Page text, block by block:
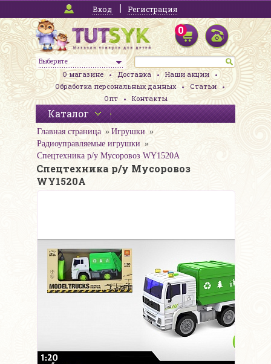
Вход Регистрация
Выберите
0
О магазине Доставка
Наши акции
Обработка персональных данных
Статьи
Опт
Контакты
Каталог
Главная страница
Игрушки
Радиоуправляемые игрушки
Спецтехника р/у Мусоровоз WY1520A
Спецтехника р/у Мусоровоз
WY1520A